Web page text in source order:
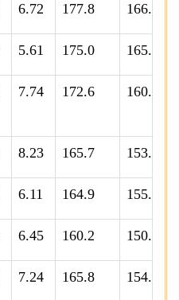
166.6
177.8
6.72
165.7
175.0
5.61
160.2
172.6
7.74
153.1
165.7
8.23
155.4
164.9
6.11
150.5
160.2
6.45
154.6
165.8
7.24